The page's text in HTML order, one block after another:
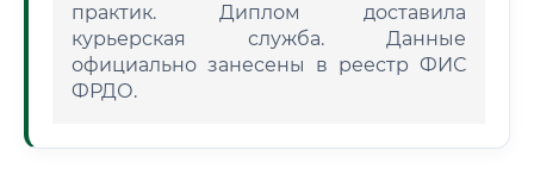
практик. Диплом доставила
курьерская служба. Данные
официально занесены в реестр ФИС
ФРДО.